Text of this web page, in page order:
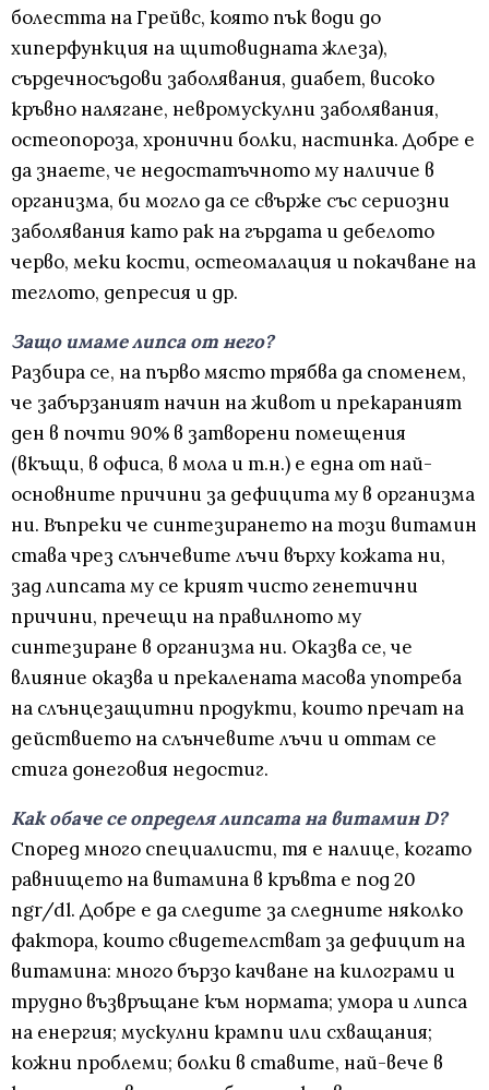
болестта на Грейвс, която пък води до
хиперфункция на щитовидната жлеза),
сърдечносъдови заболявания, диабет, високо
кръвно налягане, невромускулни заболявания,
остеопороза, хронични болки, настинка. Добре е
да знаете, че недостатъчното му наличие в
организма, би могло да се свърже със сериозни
заболявания като рак на гърдата и дебелото
черво, меки кости, остеомалация и покачване на
теглото, депресия и др.
Защо имаме липса от него?
Разбира се, на първо място трябва да споменем,
че забързаният начин на живот и прекараният
ден в почти 90% в затворени помещения
(вкъщи, в офиса, в мола и т.н.) е една от най-
основните причини за дефицита му в организма
ни. Въпреки че синтезирането на този витамин
става чрез слънчевите лъчи върху кожата ни,
зад липсата му се крият чисто генетични
причини, пречещи на правилното му
синтезиране в организма ни. Оказва се, че
влияние оказва и прекалената масова употреба
на слънцезащитни продукти, които пречат на
действието на слънчевите лъчи и оттам се
стига донеговия недостиг.
Как обаче се определя липсата на витамин D?
Според много специалисти, тя е налице, когато
равнището на витамина в кръвта е под 20
ngr/dl. Добре е да следите за следните няколко
фактора, които свидетелстват за дефицит на
витамина: много бързо качване на килограми и
трудно възвръщане към нормата; умора и липса
на енергия; мускулни крампи или схващания;
кожни проблеми; болки в ставите, най-вече в